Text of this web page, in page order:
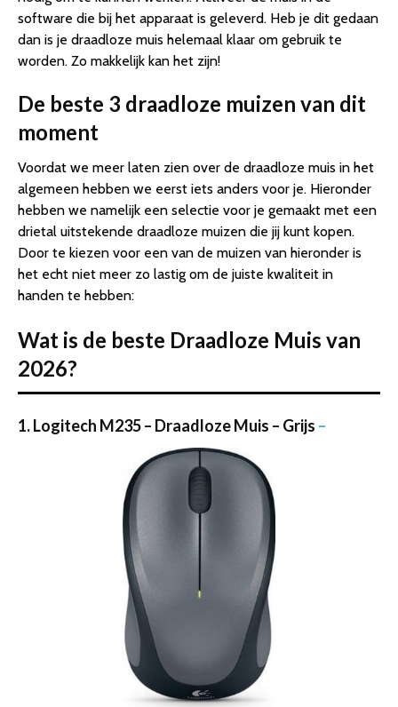
software die bij het apparaat is geleverd. Heb je dit gedaan
dan is je draadloze muis helemaal klaar om gebruik te
worden. Zo makkelijk kan het zijn!
De beste 3 draadloze muizen van dit
moment
Voordat we meer laten zien over de draadloze muis in het
algemeen hebben we eerst iets anders voor je. Hieronder
hebben we namelijk een selectie voor je gemaakt met een
drietal uitstekende draadloze muizen die jij kunt kopen.
Door te kiezen voor een van de muizen van hieronder is
het echt niet meer zo lastig om de juiste kwaliteit in
handen te hebben:
Wat is de beste Draadloze Muis van
2026?
1. Logitech M235 – Draadloze Muis – Grijs –